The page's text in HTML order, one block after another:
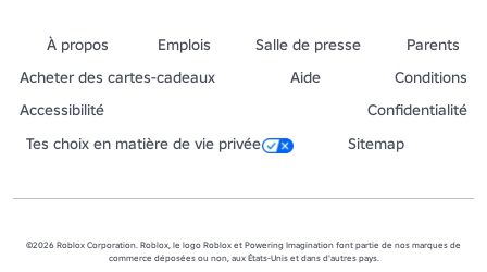
À propos Emplois Salle de presse
Parents
Acheter des cartes-cadeaux
Aide
Conditions
Accessibilité
Confidentialité
Tes choix en matière de vie privée
Sitemap
©2026 Roblox Corporation. Roblox, le logo Roblox et Powering Imagination font partie de nos marques de
commerce déposées ou non, aux États-Unis et dans d'autres pays.